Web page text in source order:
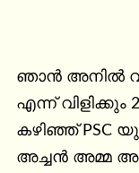
ഞാൻ അനിൽ
എന്ന്
കഴിഞ്ഞ് PSC
അച്ചൻ അമ്മ